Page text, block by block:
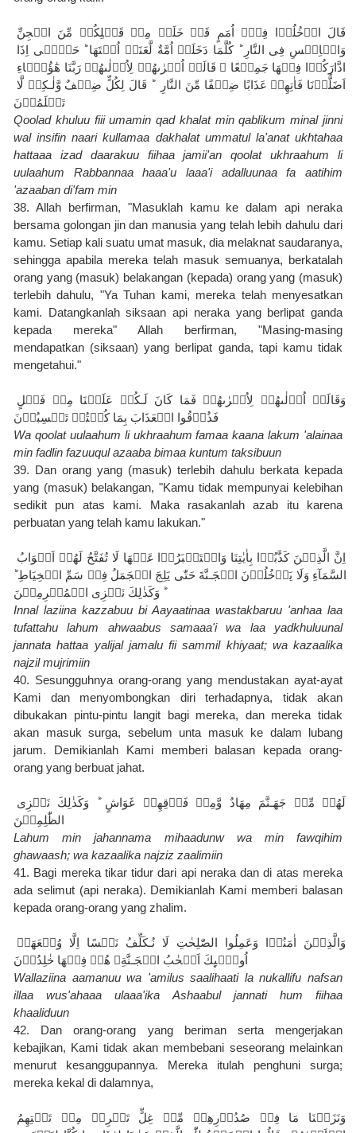
تَعۡلَمُوۡنَ
Qoolad khuluu fiii umamin qad khalat min qablikum minal jinni
wal insifin naari kullamaa dakhalat ummatul la'anat ukhtahaa
hattaaa izad daarakuu fiihaa jamii'an qoolat ukhraahum li
uulaahum Rabbannaa haaa'u laaa'i adalluunaa fa aatihim
'azaaban di'fam min
38. Allah berfirman, "Masuklah kamu ke dalam api neraka
bersama golongan jin dan manusia yang telah lebih dahulu dari
kamu. Setiap kali suatu umat masuk, dia melaknat saudaranya,
sehingga apabila mereka telah masuk semuanya, berkatalah
orang yang (masuk) belakangan (kepada) orang yang (masuk)
terlebih dahulu, "Ya Tuhan kami, mereka telah menyesatkan
kami. Datangkanlah siksaan api neraka yang berlipat ganda
kepada mereka" Allah berfirman, "Masing-masing
mendapatkan (siksaan) yang berlipat ganda, tapi kamu tidak
mengetahui."
فَذُوۡقُوا الۡعَذَابَ بِمَا كُنۡتُمۡ تَكۡسِبُوۡنَ
Wa qoolat uulaahum li ukhraahum famaa kaana lakum 'alainaa
min fadlin fazuuqul azaaba bimaa kuntum taksibuun
39. Dan orang yang (masuk) terlebih dahulu berkata kepada
yang (masuk) belakangan, "Kamu tidak mempunyai kelebihan
sedikit pun atas kami. Maka rasakanlah azab itu karena
perbuatan yang telah kamu lakukan."
السَّمَآءِ وَلَا يَدۡخُلُوۡنَ الۡجَـنَّةَ حَتّٰى يَلِجَ الۡجَمَلُ فِىۡ سَمِّ الۡخِيَاطِ‌
ؕ وَكَذٰلِكَ نَجۡزِى الۡمُجۡرِمِيۡنَ
Innal laziina kazzabuu bi Aayaatinaa wastakbaruu 'anhaa laa
tufattahu lahum ahwaabus samaaa'i wa laa yadkhuluunal
jannata hattaa yalijal jamalu fii sammil khiyaat; wa kazaalika
najzil mujrimiin
40. Sesungguhnya orang-orang yang mendustakan ayat-ayat
Kami dan menyombongkan diri terhadapnya, tidak akan
dibukakan pintu-pintu langit bagi mereka, dan mereka tidak
akan masuk surga, sebelum unta masuk ke dalam lubang
jarum. Demikianlah Kami memberi balasan kepada orang-
orang yang berbuat jahat.
الظّٰلِمِيۡنَ
Lahum min jahannama mihaadunw wa min fawqihim
ghawaash; wa kazaalika najziz zaalimiin
41. Bagi mereka tikar tidur dari api neraka dan di atas mereka
ada selimut (api neraka). Demikianlah Kami memberi balasan
kepada orang-orang yang zhalim.
اُولٰۤٮِٕكَ اَصۡحٰبُ الۡجَـنَّةِ‌ۚ هُمۡ فِيۡهَا خٰلِدُوۡنَ
Wallaziina aamanuu wa 'amilus saalihaati la nukallifu nafsan
illaa wus'ahaaa ulaaa'ika Ashaabul jannati hum fiihaa
khaaliduun
42. Dan orang-orang yang beriman serta mengerjakan
kebajikan, Kami tidak akan membebani seseorang melainkan
menurut kesanggupannya. Mereka itulah penghuni surga;
mereka kekal di dalamnya,